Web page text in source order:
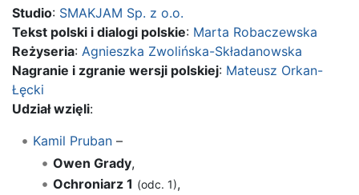
Studio: SMAKJAM Sp. z o.o.
Tekst polski i dialogi polskie: Marta Robaczewska
Reżyseria: Agnieszka Zwolińska-Składanowska
Nagranie i zgranie wersji polskiej: Mateusz Orkan-
Łęcki
Udział wzięli:
Kamil Pruban–
Owen Grady,
Ochroniarz 1 (odc. 1),